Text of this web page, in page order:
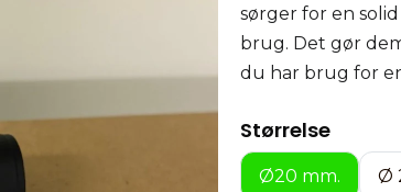
Toilet & Badeværelse
Vægophæng
Tilbehør Til SKÅDIS Hulplade
sørger for en
brug. Det gør
du har brug for
Størrelse
Ø20 mm. Ø